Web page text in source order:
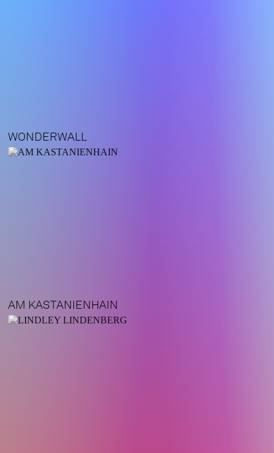
WONDERWALL
AM KASTANIENHAIN